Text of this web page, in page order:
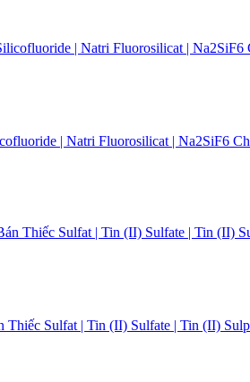
| Natri Fluorosilicat | Na2SiF6
Thiếc Sulfat | Tin (II) Sulfate | Tin (II)